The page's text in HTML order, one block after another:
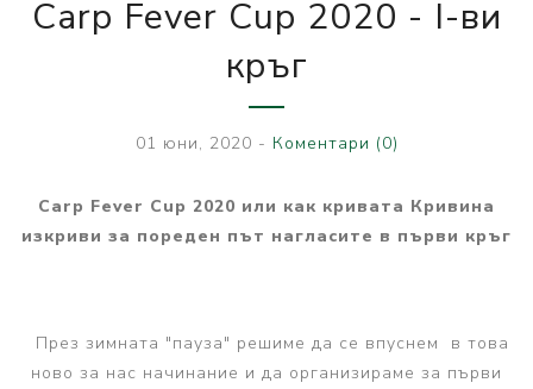
Carp Fever Cup 2020 - I-ви
кръг
01 юни, 2020 - Коментари (0)
Carp Fever Cup 2020 или как кривата Кривина
изкриви за пореден път нагласите в първи кръг
През зимната "пауза" решиме да се впуснем в това
ново за нас начинание и да организираме за първи